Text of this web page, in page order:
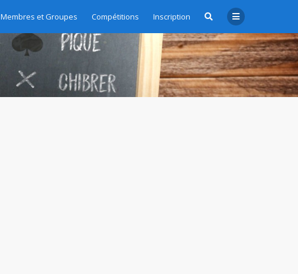
Membres et Groupes Compétitions Inscription